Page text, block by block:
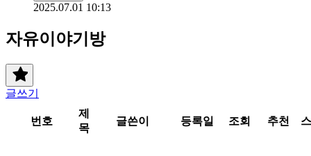
2025.07.01 10:13
자유이야기방
글쓰기
번호
제
목
글쓴이 등록일 조회 추천